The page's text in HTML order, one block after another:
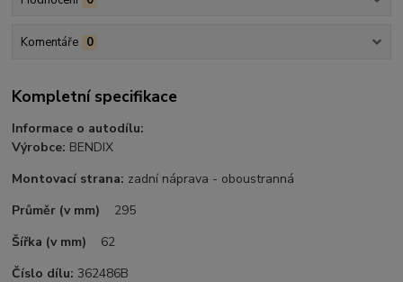
Komentáře 0
Kompletní specifikace
Informace o autodílu:
Výrobce: BENDIX
Montovací strana: zadní náprava - oboustranná
Průměr (v mm) 295
Šířka (v mm)
62
Číslo dílu:362486B